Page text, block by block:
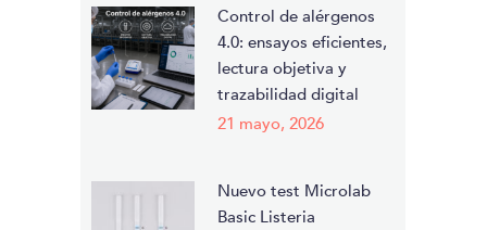
continue.
Control de alérgenos
4.0: ensayos eficientes,
lectura objetiva y
trazabilidad digital
21 mayo, 2026
Nuevo test Microlab
Basic Listeria